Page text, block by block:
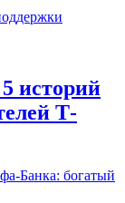
историй
Т-